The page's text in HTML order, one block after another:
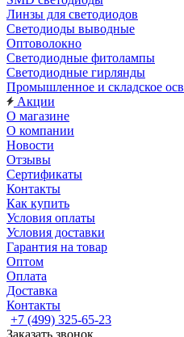
Линзы для светодиодов
Светодиоды выводные
Оптоволокно
Светодиодные фитолампы
Светодиодные гирлянды
Промышленное и складское
Акции
О магазине
О компании
Новости
Отзывы
Сертификаты
Контакты
Как купить
Условия оплаты
Условия доставки
Гарантия на товар
Оптом
Оплата
Доставка
Контакты
+7 (499) 325-65-23
Заказать звонок